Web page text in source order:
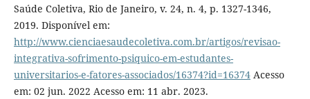
Saúde Coletiva, Rio de Janeiro, v. 24, n. 4, p. 1327-1346,
2019. Disponível em:
http://www.cienciaesaudecoletiva.com.br/artigos/revisao-
integrativa-sofrimento-psiquico-em-estudantes-
universitarios-e-fatores-associados/16374?id=16374Acesso
em: 02 jun. 2022 Acesso em: 11 abr. 2023.